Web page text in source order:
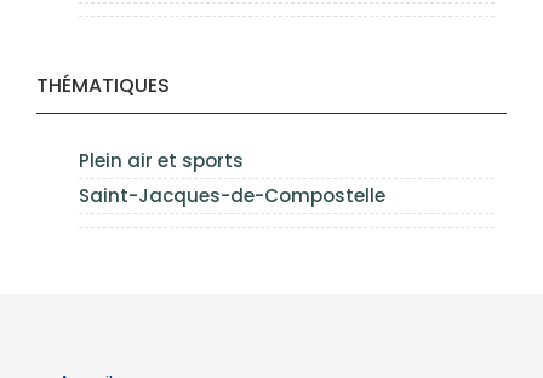
THÉMATIQUES
Plein air et sports
Saint-Jacques-de-Compostelle